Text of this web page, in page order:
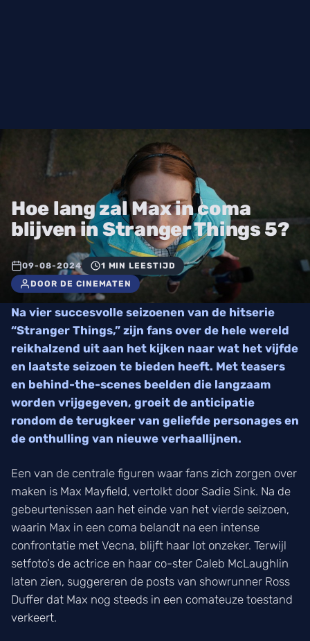
Hoe lang zal Max in coma
blijven in Stranger Things 5?
09-08-2024
1 MIN LEESTIJD
DOOR DE CINEMATEN
Na vier succesvolle seizoenen van de hitserie
“Stranger Things,” zijn fans over de hele wereld
reikhalzend uit aan het kijken naar wat het vijfde
en laatste seizoen te bieden heeft. Met teasers
en behind-the-scenes beelden die langzaam
worden vrijgegeven, groeit de anticipatie
rondom de terugkeer van geliefde personages en
de onthulling van nieuwe verhaallijnen.
Een van de centrale figuren waar fans zich zorgen over
maken is Max Mayfield, vertolkt door Sadie Sink. Na de
gebeurtenissen aan het einde van het vierde seizoen,
waarin Max in een coma belandt na een intense
confrontatie met Vecna, blijft haar lot onzeker. Terwijl
setfoto’s de actrice en haar co-ster Caleb McLaughlin
laten zien, suggereren de posts van showrunner Ross
Duffer dat Max nog steeds in een comateuze toestand
verkeert.